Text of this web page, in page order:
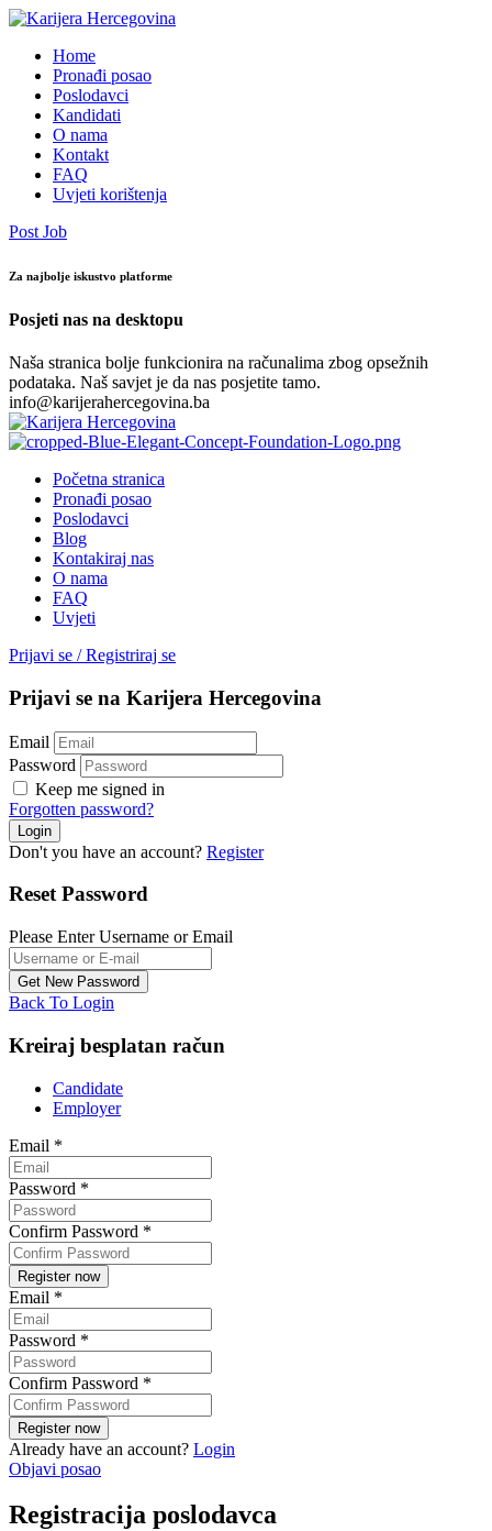
Home
Pronađi posao
Poslodavci
Kandidati
O nama
Kontakt
FAQ
Uvjeti korištenja
Post Job
Za najbolje iskustvo platforme
Posjeti nas na desktopu
Naša stranica bolje funkcionira na računalima zbog opsežnih
podataka. Naš savjet je da nas posjetite tamo.
info@karijerahercegovina.ba
Početna stranica
Pronađi posao
Poslodavci
Blog
Kontakiraj nas
O nama
FAQ
Uvjeti
Prijavi se / Registriraj se
Prijavi se na Karijera Hercegovina
Email
Password
Keep me signed in
Forgotten password?
Don't you have an account? Register
Reset Password
Please Enter Username or Email
Back To Login
Kreiraj besplatan račun
Candidate
Employer
Email *
Password *
Confirm Password *
Email *
Password *
Confirm Password *
Already have an account? Login
Objavi posao
Registracija poslodavca